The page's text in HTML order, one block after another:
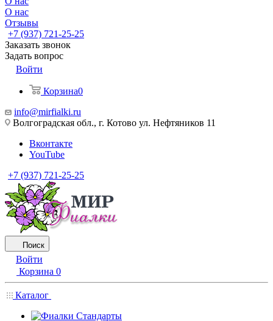
О нас
Отзывы
+7 (937) 721-25-25
Заказать звонок
Задать вопрос
Войти
Корзина0
info@mirfialki.ru
Волгоградская обл., г. Котово ул. Нефтяников 11
Вконтакте
YouTube
+7 (937) 721-25-25
Поиск
Войти
Корзина 0
Каталог